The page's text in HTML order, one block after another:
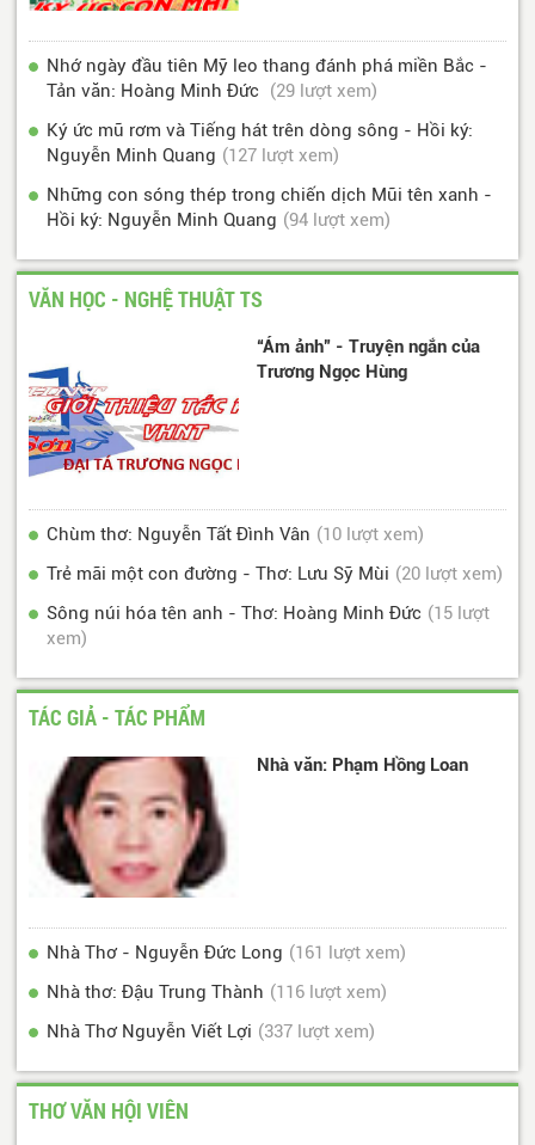
Nhớ ngày đầu tiên Mỹ leo thang đánh phá miền Bắc -
Tản văn: Hoàng Minh Đức
(29 lượt xem)
Ký ức mũ rơm và Tiếng hát trên dòng sông - Hồi ký:
Nguyễn Minh Quang (127 lượt xem)
Những con sóng thép trong chiến dịch Mũi tên xanh -
Hồi ký: Nguyễn Minh Quang (94 lượt xem)
VĂN HỌC - NGHỆ THUẬT TS
“Ám ảnh” - Truyện ngắn của
Trương Ngọc Hùng
Chùm thơ: Nguyễn Tất Đình Vân (10 lượt xem)
Trẻ mãi một con đường - Thơ: Lưu Sỹ Mùi (20 lượt xem)
Sông núi hóa tên anh - Thơ: Hoàng Minh Đức (15 lượt
xem)
TÁC GIẢ - TÁC PHẨM
Nhà văn: Phạm Hồng Loan
Nhà Thơ - Nguyễn Đức Long (161 lượt xem)
Nhà thơ: Đậu Trung Thành (116 lượt xem)
Nhà Thơ Nguyễn Viết Lợi (337 lượt xem)
THƠ VĂN HỘI VIÊN